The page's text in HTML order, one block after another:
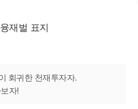
회귀한 천재투자자.
자!